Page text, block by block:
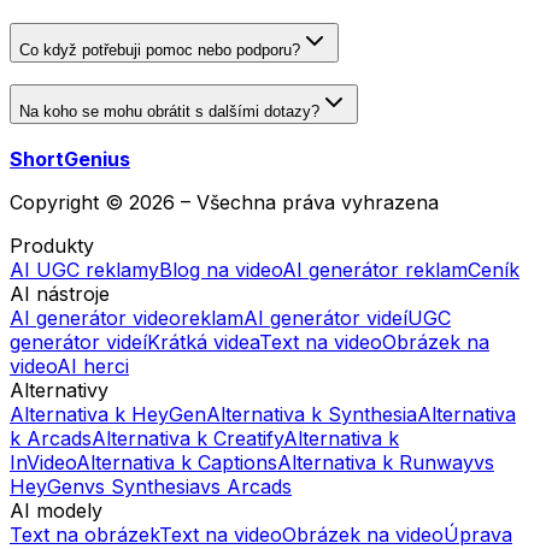
Co když potřebuji pomoc nebo podporu?
Na koho se mohu obrátit s dalšími dotazy?
ShortGenius
Copyright © 2026 – Všechna práva vyhrazena
Produkty
AI UGC reklamyBlog na videoAI generátor reklamCeník
AI nástroje
AI generátor videoreklamAI generátor videíUGC
generátor videíKrátká videaText na videoObrázek na
videoAI herci
Alternativy
Alternativa k HeyGenAlternativa k SynthesiaAlternativa
k ArcadsAlternativa k CreatifyAlternativa k
InVideoAlternativa k CaptionsAlternativa k Runwayvs
HeyGenvs Synthesiavs Arcads
AI modely
Text na obrázekText na videoObrázek na videoÚprava